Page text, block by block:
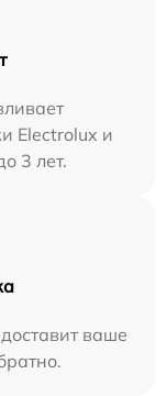
Electrolux и
3 лет.
ваше